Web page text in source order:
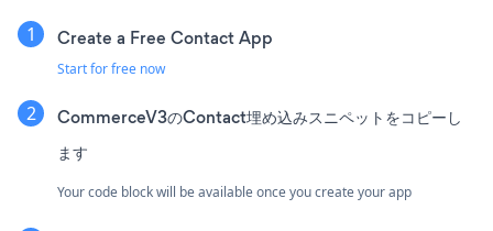
Create a Free Contact App
Start for free now
CommerceV3のContact埋め込みスニペットをコピーし
ます
Your code block will be available once you create your app